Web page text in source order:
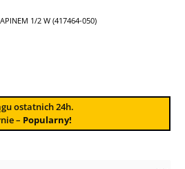
1/2 W (417464-050)
ostatnich 24h.
– Popularny!